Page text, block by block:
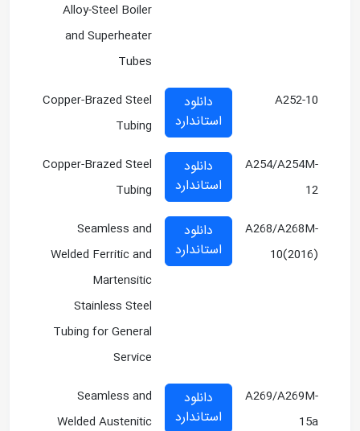
Alloy-Steel Boiler
and Superheater
Tubes
A252-10
دانلود
استاندارد
Copper-Brazed Steel
Tubing
A254/A254M-
12
دانلود
استاندارد
Copper-Brazed Steel
Tubing
A268/A268M-
10(2016)
دانلود
استاندارد
Seamless and
Welded Ferritic and
Martensitic
Stainless Steel
Tubing for General
Service
A269/A269M-
15a
دانلود
استاندارد
Seamless and
Welded Austenitic